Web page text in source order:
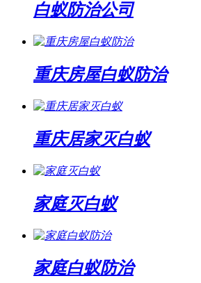
白蚁防治公司
重庆房屋白蚁防治
重庆居家灭白蚁
家庭灭白蚁
家庭白蚁防治